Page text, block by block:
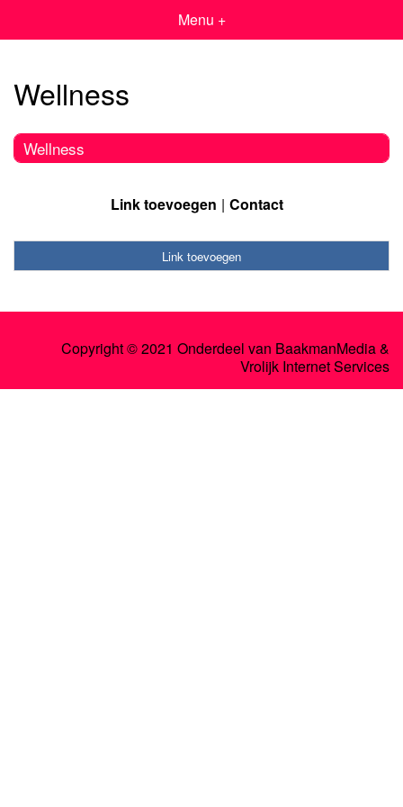
Menu +
Wellness
Wellness
Link toevoegen Contact
Link toevoegen
Copyright © 2021 Onderdeel van BaakmanMedia&
Vrolijk Internet Services